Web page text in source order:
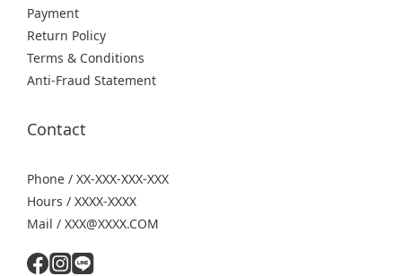
Payment
Return Policy
Terms & Conditions
Anti-Fraud Statement
Contact
Phone / XX-XXX-XXX-XXX
Hours / XXXX-XXXX
Mail / XXX@XXXX.COM